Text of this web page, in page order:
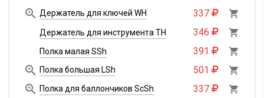
 Держатель для ключей WH 337 
Держатель для инструмента TH 346 
Полка малая SSh 391 
 Полка большая LSh 501 
 Полка для баллончиков ScSh 337 